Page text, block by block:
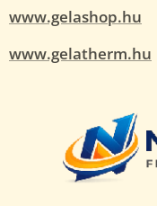
www.gelashop.hu
www.gelatherm.hu